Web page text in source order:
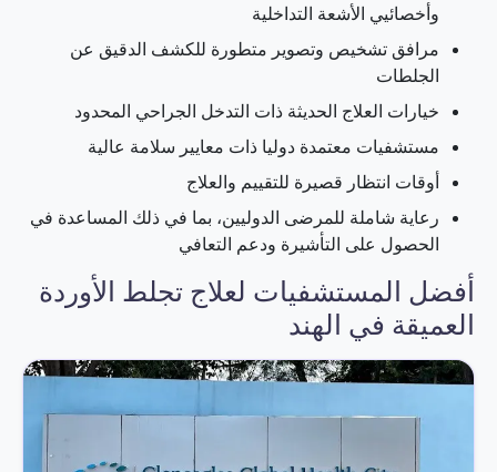
وأخصائيي الأشعة التداخلية
مرافق تشخيص وتصوير متطورة للكشف الدقيق عن
الجلطات
خيارات العلاج الحديثة ذات التدخل الجراحي المحدود
مستشفيات معتمدة دوليا ذات معايير سلامة عالية
أوقات انتظار قصيرة للتقييم والعلاج
رعاية شاملة للمرضى الدوليين، بما في ذلك المساعدة في
الحصول على التأشيرة ودعم التعافي
أفضل المستشفيات لعلاج تجلط الأوردة
العميقة في الهند